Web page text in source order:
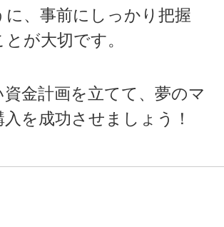
に、事前にしっかり把握
が大切です。
金計画を立てて、夢のマ
を成功させましょう！